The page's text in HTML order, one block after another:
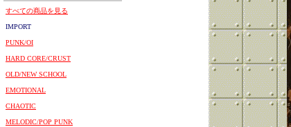
すべての商品を見る
IMPORT
PUNK/OI
HARD CORE/CRUST
OLD/NEW SCHOOL
EMOTIONAL
CHAOTIC
MELODIC/POP PUNK